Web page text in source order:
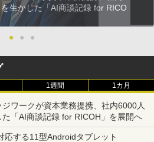
生かした「AI商談記録 for RICO
●
● ●
1週間 1カ月
ワークが資本業務提携、社内6000人
「AI商談記録 for RICOH」を展開へ
応する11型Androidタブレット